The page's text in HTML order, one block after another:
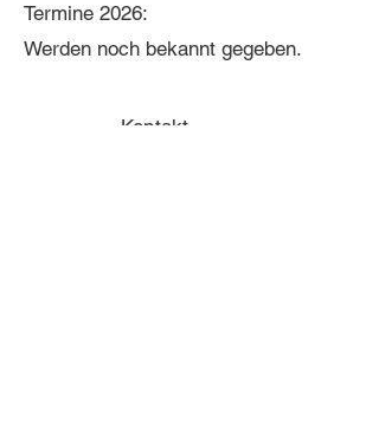
Termine 2026:
Werden noch bekannt gegeben.
Kontakt